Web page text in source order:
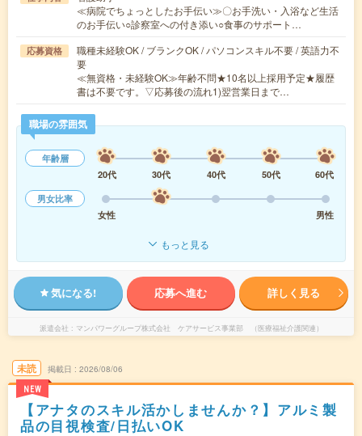
≪病院でちょっとしたお手伝い≫〇お手洗い・入浴など生活
のお手伝い○診察室への付き添い○食事のサポート…
応募資格
職種未経験OK / ブランクOK / パソコンスキル不要 / 英語力不
要
≪無資格・未経験OK≫年齢不問★10名以上採用予定★履歴
書は不要です。▽応募後の流れ1)翌営業日まで…
職場の雰囲気
年齢層
20代
30代 40代 50代
60代
男女比率
女性
男性
もっと見る
気になる! 応募へ進む 詳しく見る
派遣会社 マンパワーグループ株式会社 ケアサービス事業部 （医療福祉介護関連）
未読
NEW
掲載日 2026/08/06
【アナタのスキル活かしませんか？】アルミ製
品の目視検査/日払いOK